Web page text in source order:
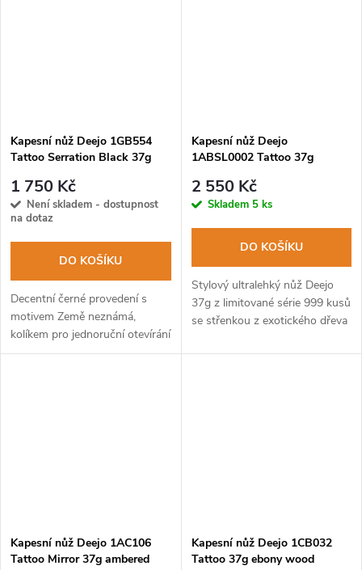
Kapesní nůž Deejo 1GB554
Tattoo Serration Black 37g
1 750 Kč
Není skladem - dostupnost
na dotaz
DO KOŠÍKU
Decentní černé provedení s
motivem Země neznámá,
kolíkem pro jednoruční otevírání
čepele a částečně zubatým
Kapesní nůž Deejo
1ABSL0002 Tattoo 37g
Elegance limitovaná edice
2 550 Kč
Skladem 5 ks
DO KOŠÍKU
Stylový ultralehký nůž Deejo
37g z limitované série 999 kusů
se střenkou z exotického dřeva
tetováním Sensuous Elegance.
Kapesní nůž Deejo 1AC106
Tattoo Mirror 37g ambered
Kapesní nůž Deejo 1CB032
Tattoo 37g ebony wood